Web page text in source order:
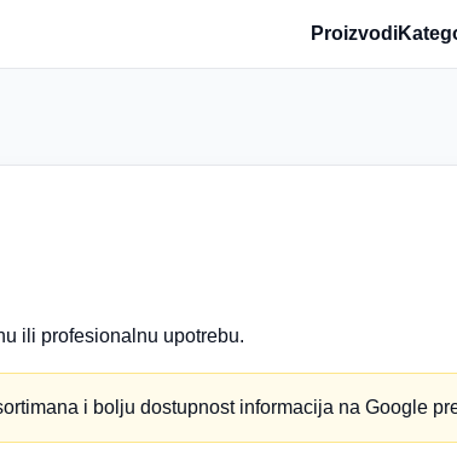
Proizvodi
ili profesionalnu upotrebu.
i bolju dostupnost informacija na Google